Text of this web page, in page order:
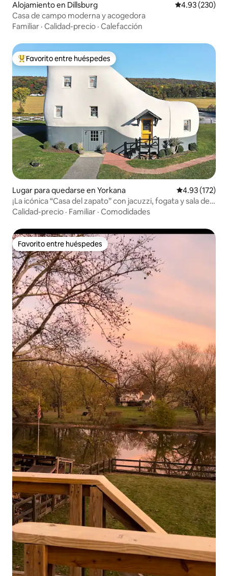
Alojamiento en Dillsburg Calificación
4.93 (230)
Casa de campo moderna y acogedora
Familiar · Calidad-precio · Calefacción
Favorito entre huéspedes preferido
Favorito entre huéspedes
Lugar para quedarse en Yorkana Calificación
4.93 (172)
¡La icónica “Casa del zapato” con jacuzzi, fogata y sala de
juegos!
Calidad-precio · Familiar · Comodidades
Favorito entre huéspedes
Favorito entre huéspedes